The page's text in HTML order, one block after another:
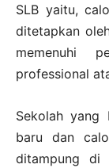
SLB yaitu,
ditetapkan
memenuhi
professional
Sekolah yang
baru dan
ditampung di